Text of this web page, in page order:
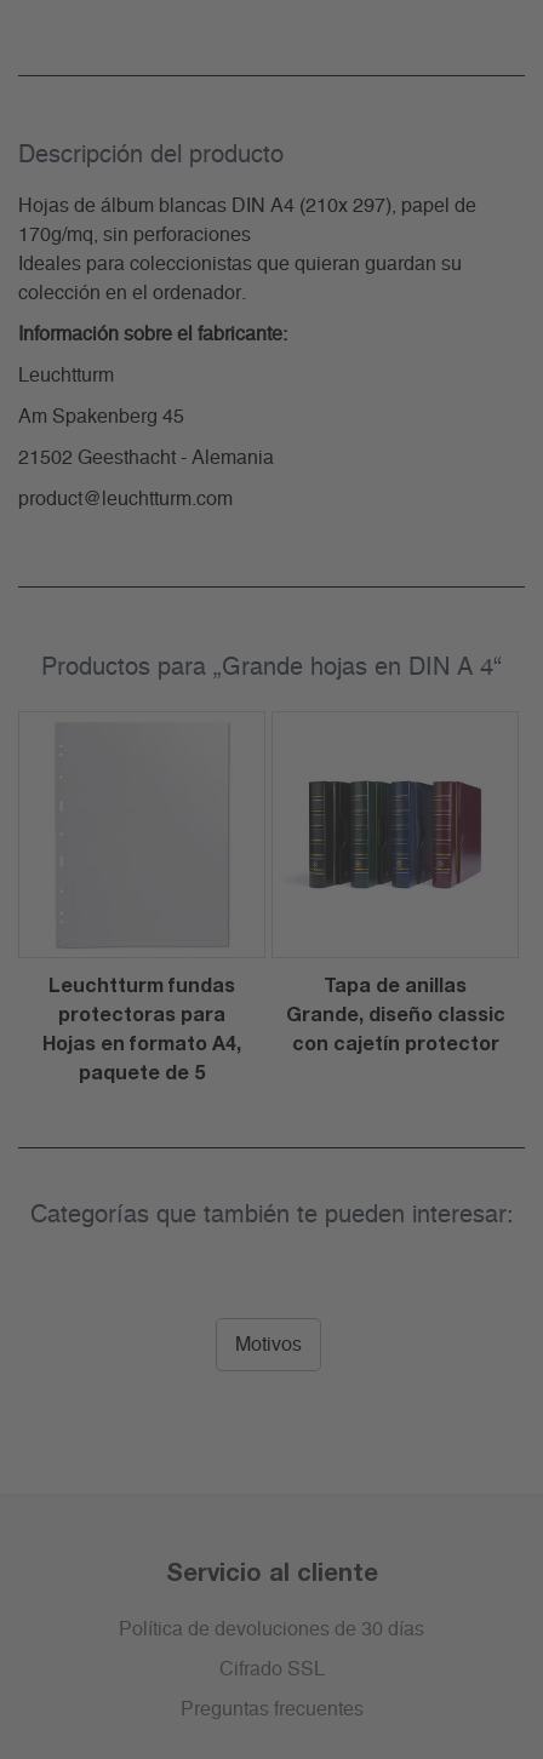
Descripción del producto
Hojas de álbum blancas DIN A4 (210x 297), papel de
170g/mq, sin perforaciones
Ideales para coleccionistas que quieran guardan su
colección en el ordenador.
Información sobre el fabricante:
Leuchtturm
Am Spakenberg 45
21502 Geesthacht - Alemania
product@leuchtturm.com
Productos para „Grande hojas en DIN A 4“
Leuchtturm fundas
protectoras para
Hojas en formato A4,
paquete de 5
Tapa de anillas
Grande, diseño classic
con cajetín protector
Categorías que también te pueden interesar:
Motivos
Servicio al cliente
Política de devoluciones de 30 días
Cifrado SSL
Preguntas frecuentes